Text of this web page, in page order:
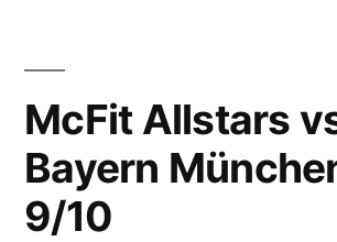
McFit Allstars
Bayern
9/10